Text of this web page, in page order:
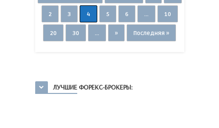
2 3 4 5 6 ... 10
20 30 ... » Последняя »
ЛУЧШИЕ ФОРЕКС-БРОКЕРЫ: